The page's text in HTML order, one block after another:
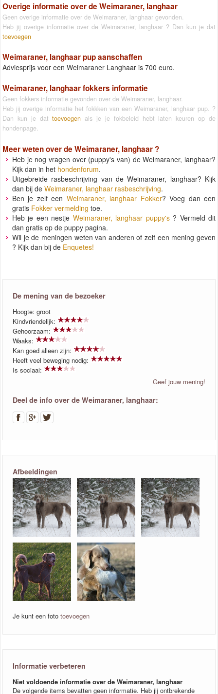
Overige informatie over de Weimaraner, langhaar
Geen overige informatie over de Weimaraner, langhaar gevonden.
Heb jij overige informatie over de Weimaraner, langhaar ? Dan kun je dat
toevoegen
Weimaraner, langhaar pup aanschaffen
Adviesprijs voor een Weimaraner Langhaar is 700 euro.
Weimaraner, langhaar fokkers informatie
Geen fokkers informatie gevonden over de Weimaraner, langhaar.
Heb jij overige informatie het fokkken van een Weimaraner, langhaar pup. ?
Dan kun je dattoevoegen als je je fokbeleid hebt laten keuren op de
hondenpage.
Meer weten over de Weimaraner, langhaar ?
Heb je nog vragen over (puppy's van) de Weimaraner, langhaar?
Kijk dan in het hondenforum.
Uitgebreide rasbeschrijving van de Weimaraner, langhaar? Kijk
dan bij de Weimaraner, langhaar rasbeschrijving.
Ben je zelf een Weimaraner, langhaar Fokker? Voeg dan een
gratis Fokker vermelding toe.
Heb je een nestje Weimaraner, langhaar puppy's? Vermeld dit
dan gratis op de puppy pagina.
Wil je de meningen weten van anderen of zelf een mening geven
? Kijk dan bij de Enquetes!
De mening van de bezoeker
Hoogte: groot
Kindvriendelijk:
Gehoorzaam:
Waaks:
Kan goed alleen zijn:
Heeft veel beweging nodig:
Is sociaal:
Geef jouw mening!
Deel de info over de Weimaraner, langhaar:
Afbeeldingen
Je kunt een foto toevoegen
Informatie verbeteren
Niet voldoende informatie over de Weimaraner, langhaar
De volgende items bevatten geen informatie. Heb jij ontbrekende